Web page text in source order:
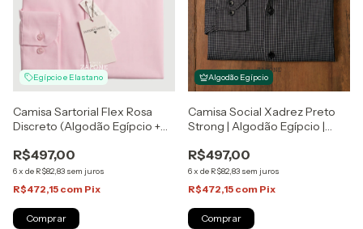
Egípcio e Elastano
Camisa Sartorial Flex Rosa
Discreto (Algodão Egípcio +
R$497,00
6x de R$82,83 sem juros
R$472,15 com Pix
Comprar
Algodão Egípcio
Camisa Social Xadrez Preto
Strong | Algodão Egípcio |
R$497,00
6x de R$82,83 sem juros
R$472,15 com Pix
Comprar